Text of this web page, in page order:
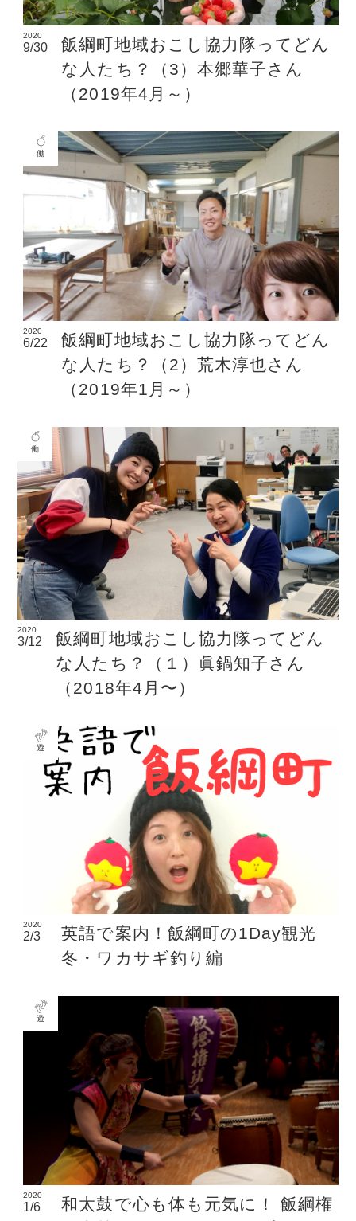
2020
9/30
飯綱町地域おこし協力隊ってどん
な人たち？（3）本郷華子さん
（2019年4月～）
2020
6/22
飯綱町地域おこし協力隊ってどん
な人たち？（2）荒木淳也さん
（2019年1月～）
働
2020
3/12
飯綱町地域おこし協力隊ってどん
な人たち？（１）眞鍋知子さん
（2018年4月〜）
働
2020
2/3
英語で案内！飯綱町の1Day観光
冬・ワカサギ釣り編
遊
2020
1/6
和太鼓で心も体も元気に！ 飯綱権
遊